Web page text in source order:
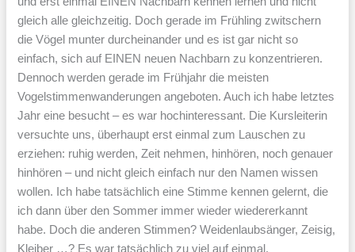
gleich alle gleichzeitig. Doch gerade im Frühling zwitschern
die Vögel munter durcheinander und es ist gar nicht so
einfach, sich auf EINEN neuen Nachbarn zu konzentrieren.
Dennoch werden gerade im Frühjahr die meisten
Vogelstimmenwanderungen angeboten. Auch ich habe letztes
Jahr eine besucht – es war hochinteressant. Die Kursleiterin
versuchte uns, überhaupt erst einmal zum Lauschen zu
erziehen: ruhig werden, Zeit nehmen, hinhören, noch genauer
hinhören – und nicht gleich einfach nur den Namen wissen
wollen. Ich habe tatsächlich eine Stimme kennen gelernt, die
ich dann über den Sommer immer wieder wiedererkannt
habe. Doch die anderen Stimmen? Weidenlaubsänger, Zeisig,
Kleiber …? Es war tatsächlich zu viel auf einmal.